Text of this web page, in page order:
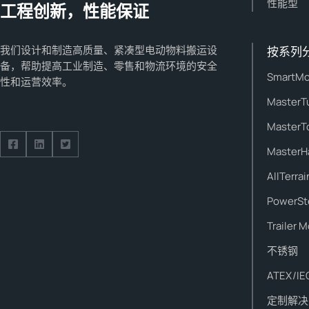
工程创新，性能保证
我们设计和制造高质量、紧凑型电动物料搬运设
备，帮助提高工业制造、零售和物流环境的安全
性和运营效率。
Follow us on Facebook
Follow us on Facebook
Follow us on Facebook
性能型
按系列
Trailer
不锈钢
ATEX/
定制解